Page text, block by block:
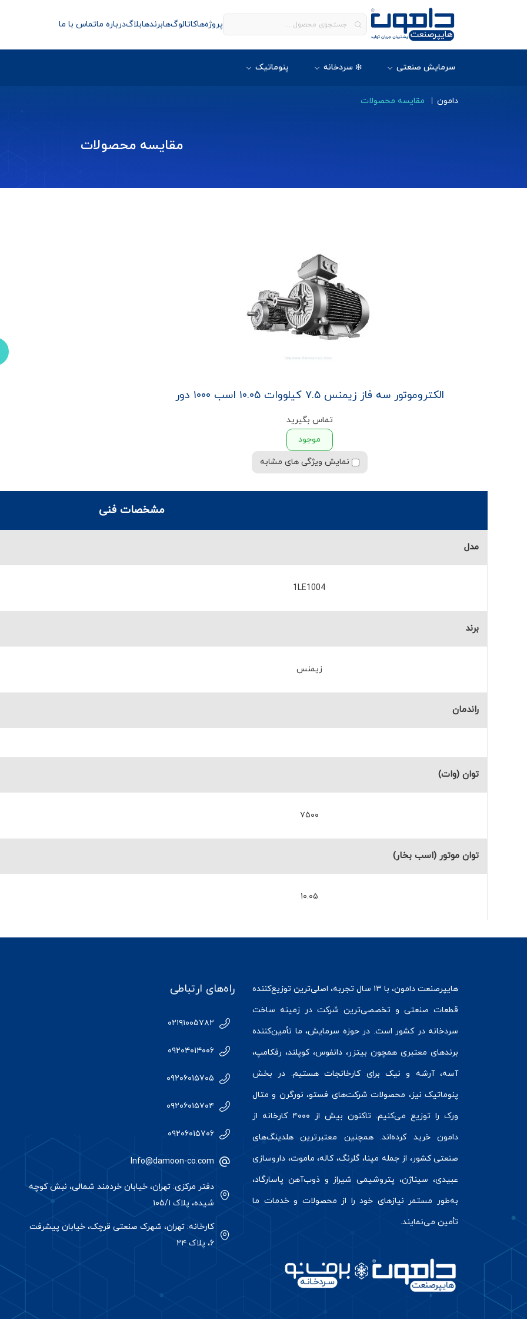
پروژه‌هاکاتالوگ‌هابرندهابلاگدرباره ماتماس با ما
سرمایش صنعتی ❄️ سردخانه پنوماتیک
دامون مقایسه محصولات
مقایسه محصولات
الکتروموتور سه فاز زیمنس ۷.۵ کیلووات ۱۰.۰۵ اسب ۱۰۰۰ دور
تماس بگیرید
موجود
نمایش ویژگی های مشابه
مشخصات فنی
مدل
1LE1004
برند
زیمنس
راندمان
توان (وات)
۷۵۰۰
توان موتور (اسب بخار)
۱۰.۰۵
هایپرصنعت
دامون، با ۱۳ سال تجربه، اصلی‌ترین توزیع‌کننده
قطعات صنعتی و تخصصی‌ترین شرکت در زمینه ساخت
سردخانه در کشور است. در حوزه سرمایش، ما تأمین‌کننده
برندهای معتبری همچون بیتزر، دانفوس،کوپلند، رفکامپ،
آسه، آرشه و نیک برای کارخانجات هستیم. در بخش
پنوماتیکنیز، محصولات شرکت‌های فستو، نورگرن و متال
ورک
را توزیع می‌کنیم. تاکنون بیش از ۴۰۰۰ کارخانه از
دامون خرید کرده‌اند. همچنین معتبرترین هلدینگ‌های
صنعتی کشور، از جمله مپنا، گلرنگ، کاله، ماموت، داروسازی
عبیدی، سیناژن، پتروشیمی شیراز و ذوب‌آهن پاسارگاد،
به‌طور مستمر نیازهای خود را از محصولات و خدمات ما
تأمین می‌نمایند.
راه‌های ارتباطی
۰۲۱۹۱۰۰۵۷۸۲
۰۹۲۰۴۰۱۴۰۰۶
۰۹۲۰۶۰۱۵۷۰۵
۰۹۲۰۶۰۱۵۷۰۴
۰۹۲۰۶۰۱۵۷۰۶
Info@damoon-co.com
دفتر مرکزی: تهران، خیابان خردمند شمالی، نبش کوچه
شیده، پلاک ۱۰۵/۱
کارخانه: تهران، شهرک صنعتی قرچک، خیابان پیشرفت
۶، پلاک ۲۴